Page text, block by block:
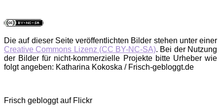
Die auf dieser Seite veröffentlichten Bilder stehen unter einer
Creative Commons Lizenz (CC BY-NC-SA). Bei der Nutzung
der Bilder für nicht-kommerzielle Projekte bitte Urheber wie
folgt angeben: Katharina Kokoska / Frisch-gebloggt.de
Frisch gebloggt auf Flickr